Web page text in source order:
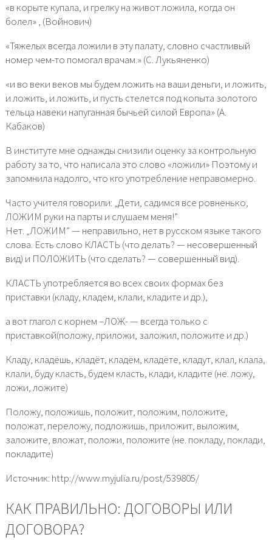
«в корыте купала, и грелку на живот ложила, когда он
болел» , (Войнович)
«Тяжелых всегда ложили в эту палату, словно счастливый
номер чем-то помогал врачам.» (С. Лукьяненко)
«и во веки веков мы будем ложить на ваши деньги, и ложить,
и ложить, и ложить, и пусть стелется под копыта золотого
тельца навеки напуганная бычьей силой Европа» (А.
Кабаков)
В институте мне однажды снизили оценку за контрольную
работу за то, что написала это слово «ложили» Поэтому и
запомнила надолго, что кго употребление неправомерно.
Часто учителя говорили: „Дети, садимся все ровненько,
ЛОЖИМ руки на парты и слушаем меня!”
Нет. „ЛОЖИМ” — неправильно, нет в русском языке такого
слова. Есть слово КЛАСТЬ (что делать? — несовершенный
вид) и ПОЛОЖИТЬ (что сделать? — совершенный вид).
КЛАСТЬ употребляется во всех своих формах без
приставки (кладу, кладем, клали, кладите и др.),
а вот глагол с корнем –ЛОЖ- — всегда только с
приставкой(положу, приложи, заложил, положите и др.)
Кладу, кладёшь, кладёт, кладём, кладёте, кладут, клал, клала,
клали, буду класть, будем класть, клади, кладите (не. ложу,
ложи, ложите)
Положу, положишь, положит, положим, положите,
положат, переложу, подложишь, приложит, выложим,
заложите, вложат, положи, положите (не. покладу, поклади,
покладите)
Источник: http://www.myjulia.ru/post/539805/
КАК ПРАВИЛЬНО: ДОГОВОРЫ ИЛИ
ДОГОВОРА?